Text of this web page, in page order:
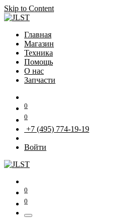
Skip to Content
Главная
Магазин
Техника
Помощь
О нас
Запчасти
0
0
+7 (495) 774-19-19
Войти
0
0